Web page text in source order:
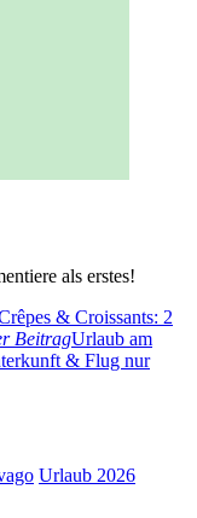
als erstes!
& Croissants: 2
BeitragUrlaub am
& Flug nur
Urlaub 2026